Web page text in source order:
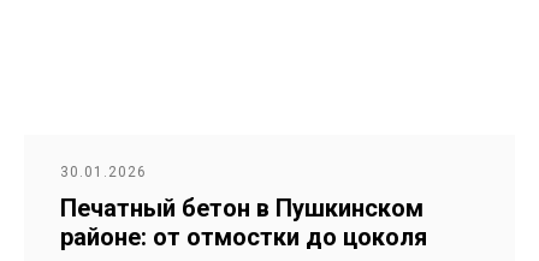
30.01.2026
Печатный бетон в Пушкинском
районе: от отмостки до цоколя